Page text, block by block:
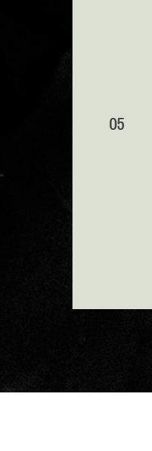
05